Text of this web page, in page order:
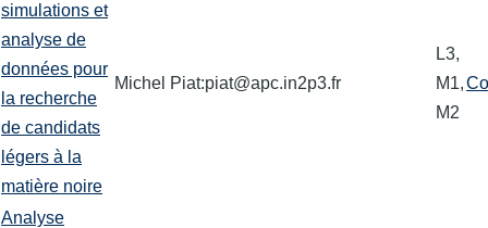
simulations et
analyse de
données pour
la recherche
de candidats
légers à la
matière noire
Michel Piat:piat@apc.in2p3.fr
L3,
M1,
M2
Analyse